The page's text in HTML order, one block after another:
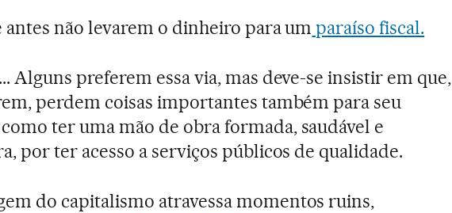
antes não levarem o dinheiro para um paraíso fiscal.
Alguns preferem essa via, mas deve-se insistir em que,
perdem coisas importantes também para seu
ter uma mão de obra formada, saudável e
por ter acesso a serviços públicos de qualidade.
do capitalismo atravessa momentos ruins,